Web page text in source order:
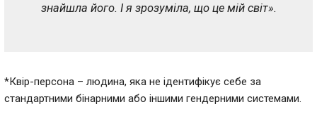
знайшла його. І я зрозуміла, що це мій світ».
*Квір-персона – людина, яка не ідентифікує себе за
стандартними бінарними або іншими гендерними системами.